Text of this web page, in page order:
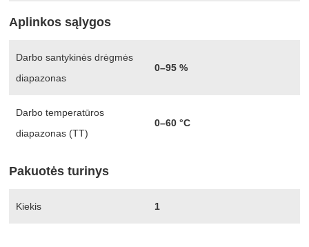
Aplinkos sąlygos
Darbo santykinės drėgmės
diapazonas
0–95 %
Darbo temperatūros
diapazonas (TT)
0–60 °C
Pakuotės turinys
Kiekis 1